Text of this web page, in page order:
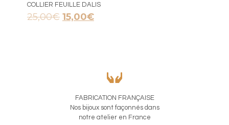
COLLIER FEUILLE DALIS
25,00€ Le
15,00€Le
FABRICATION FRANÇAISE
Nos bijoux sont façonnés dans
notre atelier en France